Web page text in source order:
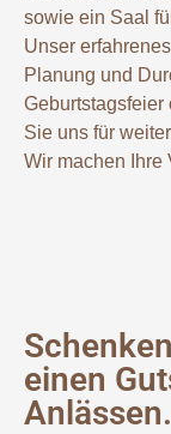
sowie ein Saal
Unser
Planung und
Geburtstagsfeier
Sie uns für
Wir machen Ihre
einen
Anlässen.